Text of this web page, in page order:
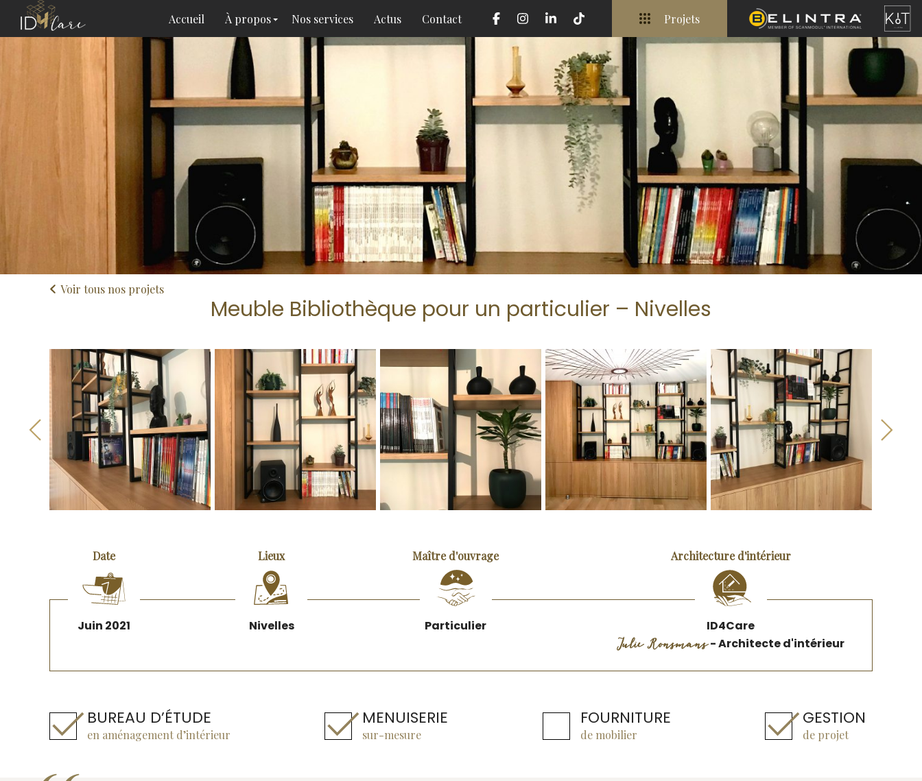
Accueil À propos Nos services Actus Contact Projets
Voir tous nos projets
Meuble Bibliothèque pour un particulier – Nivelles
Previous
Date
Juin 2021
Lieux
Nivelles
Maître d'ouvrage
Particulier
Architecture d'intérieur
ID4Care
Julie Ronsmans- Architecte d'intérieur
BUREAU D’ÉTUDE
en aménagement d’intérieur
MENUISERIE
sur-mesure
FOURNITURE
de mobilier
GESTION
de projet